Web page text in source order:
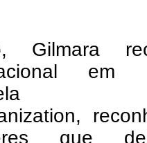
Gilmara
em
que